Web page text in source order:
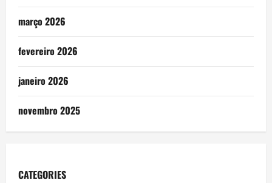
março 2026
fevereiro 2026
janeiro 2026
novembro 2025
CATEGORIES